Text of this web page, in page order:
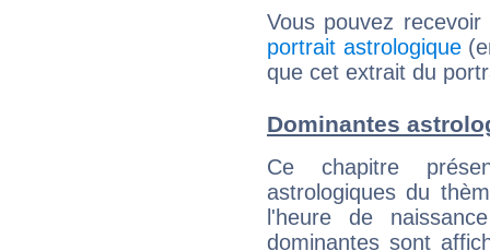
Vous pouvez
portrait astrologique
que cet extrait du
Dominantes
Ce chapitre
astrologiques du
l'heure de
dominantes sont